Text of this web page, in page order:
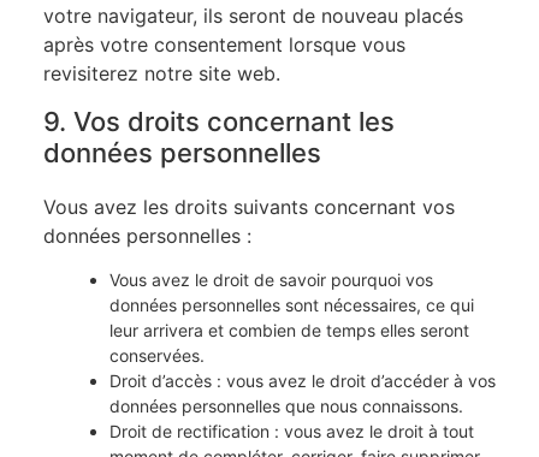
votre navigateur, ils seront de nouveau placés
après votre consentement lorsque vous
revisiterez notre site web.
9. Vos droits concernant les
données personnelles
Vous avez les droits suivants concernant vos
données personnelles :
Vous avez le droit de savoir pourquoi vos
données personnelles sont nécessaires, ce qui
leur arrivera et combien de temps elles seront
conservées.
Droit d’accès : vous avez le droit d’accéder à vos
données personnelles que nous connaissons.
Droit de rectification : vous avez le droit à tout